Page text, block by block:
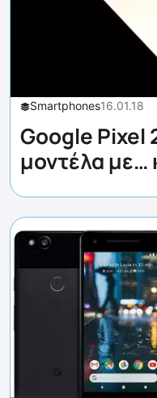
Smartphones16.01.18
Google Pixel
μοντέλα με…